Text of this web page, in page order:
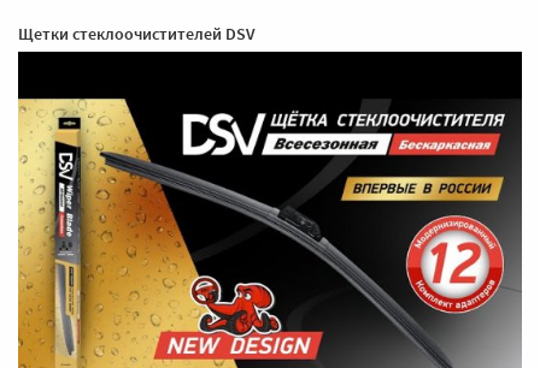
Щетки стеклоочистителей DSV